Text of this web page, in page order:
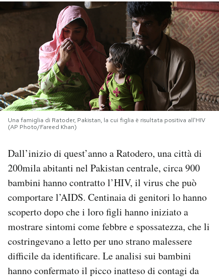
PODCAST
NEWSLETTER
I MIEI PREFERITI
SHOP
CALENDARIO
AREA PERSONALE
Area Personale
Regala il Post
Hai bisogno di aiuto?
Esci
Una famiglia di Ratoder, Pakistan, la cui figlia è risultata positiva all'HIV
(AP Photo/Fareed Khan)
Dall’inizio di quest’anno a Ratodero, una città di
200mila abitanti nel Pakistan centrale, circa 900
bambini hanno contratto l’HIV, il virus che può
comportare l’AIDS. Centinaia di genitori lo hanno
scoperto dopo che i loro figli hanno iniziato a
mostrare sintomi come febbre e spossatezza, che li
costringevano a letto per uno strano malessere
difficile da identificare. Le analisi sui bambini
hanno confermato il picco inatteso di contagi da